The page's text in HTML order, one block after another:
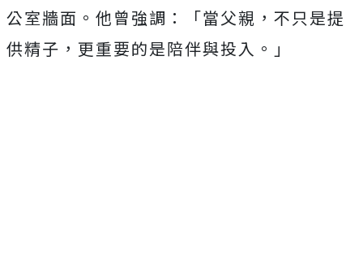
公室牆面。他曾強調：「當父親，不只是提
供精子，更重要的是陪伴與投入。」